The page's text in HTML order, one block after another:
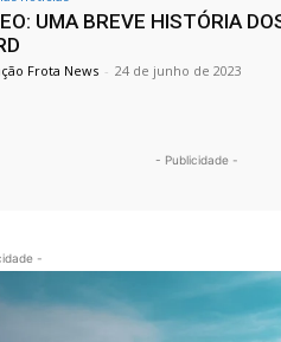
UMA BREVE HISTÓRIA
Frota News - 24 de junho de 2023
- Publicidade -
-